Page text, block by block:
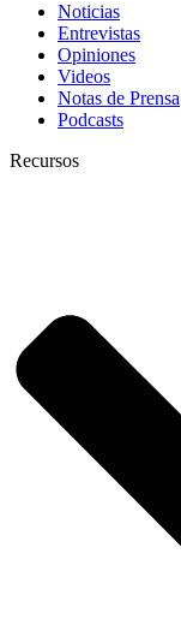
Noticias
Entrevistas
Opiniones
Videos
Notas de Prensa
Podcasts
Recursos